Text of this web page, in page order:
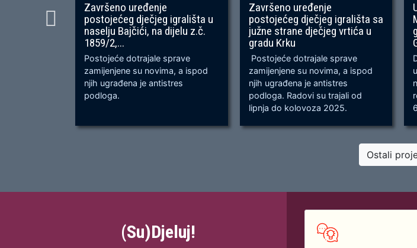
Završeno uređenje
postojećeg dječjeg igrališta u
naselju Bajčići, na dijelu z.č.
1859/2,...
Postojeće dotrajale sprave
zamijenjene su novima, a ispod
njih ugrađena je antistres
podloga.
Završeno uređenje
postojećeg dječjeg igrališta sa
južne strane dječjeg vrtića u
gradu Krku
Postojeće dotrajale sprave
zamijenjene su novima, a ispod
njih ugrađena je antistres
podloga. Radovi su trajali od
lipnja do kolovoza 2025.
Ostali
(Su)Djeluj!